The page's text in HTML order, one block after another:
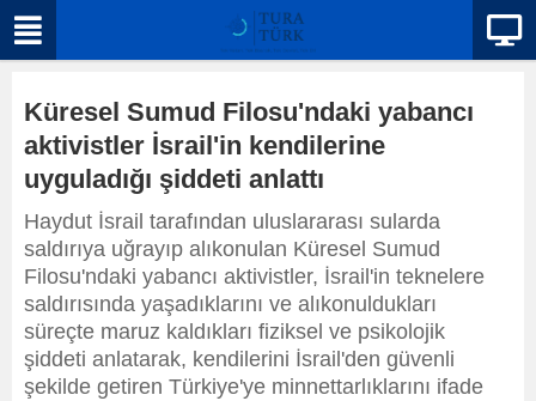
Küresel Sumud Filosu'ndaki yabancı
aktivistler İsrail'in kendilerine
uyguladığı şiddeti anlattı
Haydut İsrail tarafından uluslararası sularda
saldırıya uğrayıp alıkonulan Küresel Sumud
Filosu'ndaki yabancı aktivistler, İsrail'in teknelere
saldırısında yaşadıklarını ve alıkonuldukları
süreçte maruz kaldıkları fiziksel ve psikolojik
şiddeti anlatarak, kendilerini İsrail'den güvenli
şekilde getiren Türkiye'ye minnettarlıklarını ifade